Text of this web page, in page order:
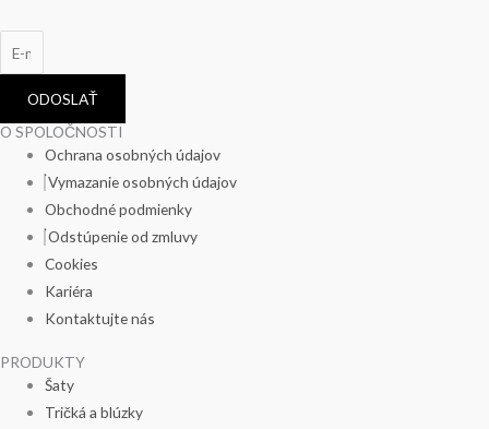
ODOSLAŤ
O SPOLOČNOSTI
Ochrana osobných údajov
Vymazanie osobných údajov
Obchodné podmienky
Odstúpenie od zmluvy
Cookies
Kariéra
Kontaktujte nás
PRODUKTY
Šaty
Tričká a blúzky